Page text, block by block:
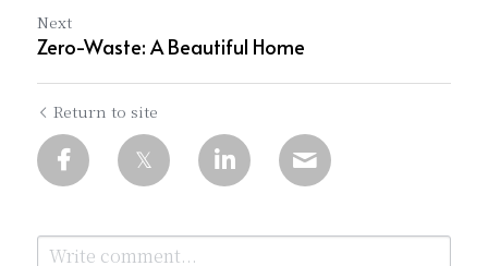
Next
Zero-Waste: A Beautiful Home
Return to site